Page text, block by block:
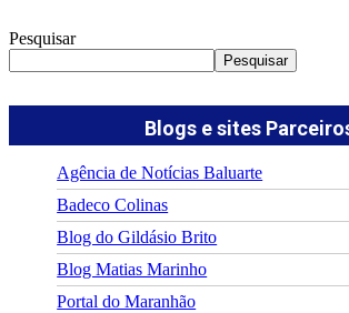
Pesquisar
Pesquisar
Blogs e sites
Agência de Notícias Baluarte
Badeco Colinas
Blog do Gildásio Brito
Blog Matias Marinho
Portal do Maranhão